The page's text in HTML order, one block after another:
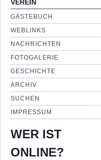
VEREIN
GÄSTEBUCH
WEBLINKS
NACHRICHTEN
FOTOGALERIE
GESCHICHTE
ARCHIV
SUCHEN
IMPRESSUM
WER IST
ONLINE?